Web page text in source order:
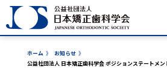
ホーム 》 お知らせ 》
公益社団法人 日本矯正歯科学会 ポジションステートメ